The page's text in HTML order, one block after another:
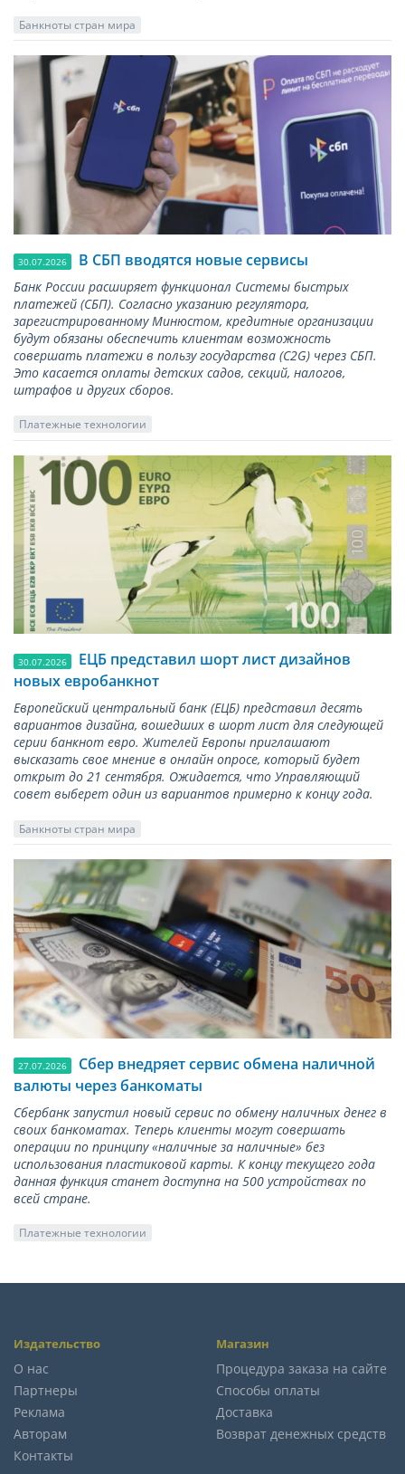
Банкноты стран мира
30.07.2026 В СБП вводятся новые сервисы
Банк России расширяет функционал Системы быстрых
платежей (СБП). Согласно указанию регулятора,
зарегистрированному Минюстом, кредитные организации
будут обязаны обеспечить клиентам возможность
совершать платежи в пользу государства (С2G) через СБП.
Это касается оплаты детских садов, секций, налогов,
штрафов и других сборов.
Платежные технологии
30.07.2026
ЕЦБ представил шорт лист дизайнов
новых евробанкнот
Европейский центральный банк (ЕЦБ) представил десять
вариантов дизайна, вошедших в шорт лист для следующей
серии банкнот евро. Жителей Европы приглашают
высказать свое мнение в онлайн опросе, который будет
открыт до 21 сентября. Ожидается, что Управляющий
совет выберет один из вариантов примерно к концу года.
Банкноты стран мира
27.07.2026
Сбер внедряет сервис обмена наличной
валюты через банкоматы
Сбербанк запустил новый сервис по обмену наличных денег в
своих банкоматах. Теперь клиенты могут совершать
операции по принципу «наличные за наличные» без
использования пластиковой карты. К концу текущего года
данная функция станет доступна на 500 устройствах по
всей стране.
Платежные технологии
Издательство
О нас
Партнеры
Реклама
Авторам
Контакты
Магазин
Процедура заказа на сайте
Способы оплаты
Доставка
Возврат денежных средств